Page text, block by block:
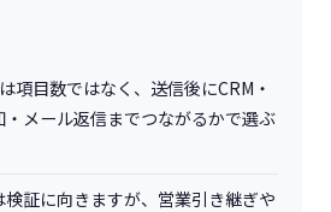
項目数ではなく、送信後にCRM・
・メール返信までつながるかで選ぶ
証に向きますが、営業引き継ぎや